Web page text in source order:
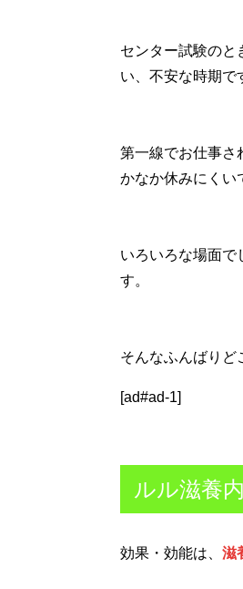
センター試験のと
い、不安な時期で
第一線でお仕事さ
かなか休みにくい
いろいろな場面で
す。
そんなふんばりど
[ad#ad-1]
ルル滋養
効果・効能は、 滋